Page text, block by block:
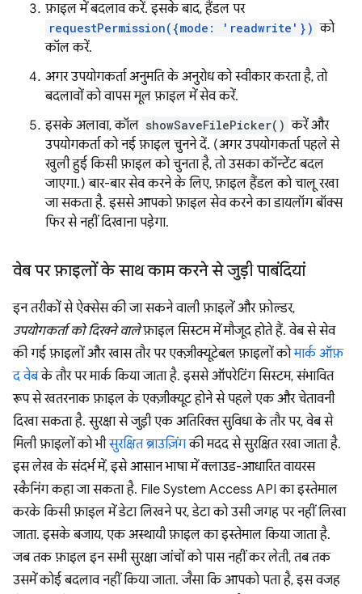
फ़ाइल में बदलाव करें. इसके बाद, हैंडल पर
requestPermission({mode: 'readwrite'}) को
कॉल करें.
अगर उपयोगकर्ता अनुमति के अनुरोध को स्वीकार करता है, तो
बदलावों को वापस मूल फ़ाइल में सेव करें.
इसके अलावा, कॉल showSaveFilePicker() करें और
उपयोगकर्ता को नई फ़ाइल चुनने दें. (अगर उपयोगकर्ता पहले से
खुली हुई किसी फ़ाइल को चुनता है, तो उसका कॉन्टेंट बदल
जाएगा.) बार-बार सेव करने के लिए, फ़ाइल हैंडल को चालू रखा
जा सकता है. इससे आपको फ़ाइल सेव करने का डायलॉग बॉक्स
फिर से नहीं दिखाना पड़ेगा.
वेब पर फ़ाइलों के साथ काम करने से जुड़ी पाबंदियां
इन तरीकों से ऐक्सेस की जा सकने वाली फ़ाइलें और फ़ोल्डर,
उपयोगकर्ता को दिखने वालेफ़ाइल सिस्टम में मौजूद होते हैं. वेब से सेव
की गई फ़ाइलों और खास तौर पर एक्ज़ीक्यूटेबल फ़ाइलों कोमार्क ऑफ़
द वेबके तौर पर मार्क किया जाता है. इससे ऑपरेटिंग सिस्टम, संभावित
रूप से खतरनाक फ़ाइल के एक्ज़ीक्यूट होने से पहले एक और चेतावनी
दिखा सकता है. सुरक्षा से जुड़ी एक अतिरिक्त सुविधा के तौर पर, वेब से
मिली फ़ाइलों को भीसुरक्षित ब्राउज़िंगकी मदद से सुरक्षित रखा जाता है.
इस लेख के संदर्भ में, इसे आसान भाषा में क्लाउड-आधारित वायरस
स्कैनिंग कहा जा सकता है. File System Access API का इस्तेमाल
करके किसी फ़ाइल में डेटा लिखने पर, डेटा को उसी जगह पर नहीं लिखा
जाता. इसके बजाय, एक अस्थायी फ़ाइल का इस्तेमाल किया जाता है.
जब तक फ़ाइल इन सभी सुरक्षा जांचों को पास नहीं कर लेती, तब तक
उसमें कोई बदलाव नहीं किया जाता. जैसा कि आपको पता है, इस वजह